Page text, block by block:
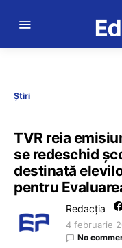
Știri
TVR reia
se redeschid
destinată
pentru
Redacția
4 februarie
No